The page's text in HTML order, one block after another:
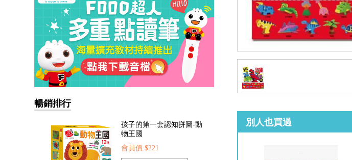
暢銷排行
孩子的第一套認知拼圖-動
物王國
會員價:$221
我準備好上幼兒園了-我愛
幼兒園
會員價:$221
別人也買過